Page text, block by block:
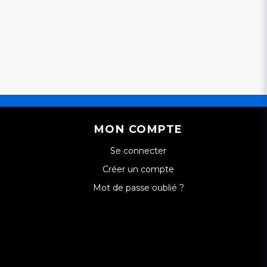
MON COMPTE
Se connecter
Créer un compte
Mot de passe oublié ?